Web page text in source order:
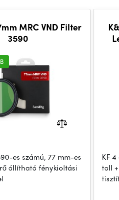
MRC VND Filter
3590
es számú, 77 mm-es
állítható fénykioltási
KF
toll